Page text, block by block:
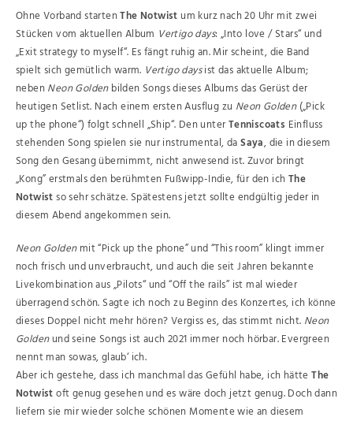
Ohne Vorband startenThe Notwist um kurz nach 20 Uhr mit zwei
Stücken vom aktuellen Album Vertigo days: „Into love / Stars“ und
„Exit strategy to myself“. Es fängt ruhig an. Mir scheint, die Band
spielt sich gemütlich warm. Vertigo daysist das aktuelle Album;
nebenNeon Goldenbilden Songs dieses Albums das Gerüst der
heutigen Setlist. Nach einem ersten Ausflug zu Neon Golden(„Pick
up the phone“) folgt schnell „Ship“. Den unterTenniscoats Einfluss
stehenden Song spielen sie nur instrumental, daSaya, die in diesem
Song den Gesang übernimmt, nicht anwesend ist. Zuvor bringt
„Kong” erstmals den berühmten Fußwipp-Indie, für den ichThe
Notwistso sehr schätze. Spätestens jetzt sollte endgültig jeder in
diesem Abend angekommen sein.
Neon Goldenmit “Pick up the phone” und “This room” klingt immer
noch frisch und unverbraucht, und auch die seit Jahren bekannte
Livekombination aus „Pilots“ und “Off the rails” ist mal wieder
überragend schön. Sagte ich noch zu Beginn des Konzertes, ich könne
dieses Doppel nicht mehr hören? Vergiss es, das stimmt nicht. Neon
Goldenund seine Songs ist auch 2021 immer noch hörbar. Evergreen
nennt man sowas, glaub‘ ich.
Aber ich gestehe, dass ich manchmal das Gefühl habe, ich hätteThe
Notwistoft genug gesehen und es wäre doch jetzt genug. Doch dann
liefern sie mir wieder solche schönen Momente wie an diesem